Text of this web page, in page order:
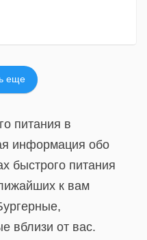
еще
питания в
информация обо
быстрого питания
к вам
вблизи от вас.